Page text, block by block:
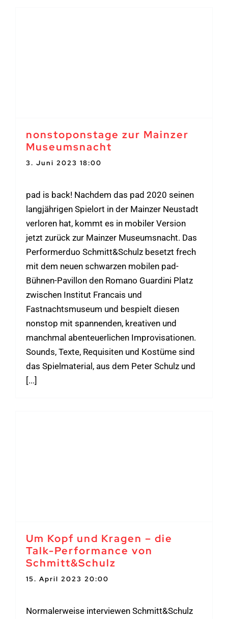
nonstoponstage zur Mainzer
Museumsnacht
3. Juni 2023 18:00
pad is back! Nachdem das pad 2020 seinen
langjährigen Spielort in der Mainzer Neustadt
verloren hat, kommt es in mobiler Version
jetzt zurück zur Mainzer Museumsnacht. Das
Performerduo Schmitt&Schulz besetzt frech
mit dem neuen schwarzen mobilen pad-
Bühnen-Pavillon den Romano Guardini Platz
zwischen Institut Francais und
Fastnachtsmuseum und bespielt diesen
nonstop mit spannenden, kreativen und
manchmal abenteuerlichen Improvisationen.
Sounds, Texte, Requisiten und Kostüme sind
das Spielmaterial, aus dem Peter Schulz und
[...]
Um Kopf und Kragen – die
Talk-Performance von
Schmitt&Schulz
15. April 2023 20:00
Normalerweise interviewen Schmitt&Schulz